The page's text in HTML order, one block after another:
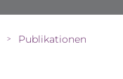
> Publikationen